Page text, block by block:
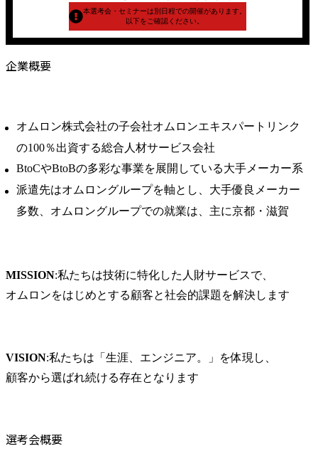
本選考会・セミナーは別日程での開催があります。
以下をご確認ください。
企業概要
オムロン株式会社の子会社オムロンエキスパートリンク
の100％出資する総合人材サービス会社
BtoCやBtoBの多彩な事業を展開している大手メーカー系
派遣先はオムロングループを軸とし、大手優良メーカー
多数、オムロングループでの就業は、主に京都・滋賀
MISSION:私たちは技術に特化した人財サービスで、
オムロンをはじめとする顧客と社会的課題を解決します
VISION:私たちは「生涯、エンジニア。」を体現し、
顧客から選ばれ続ける存在となります
選考会概要